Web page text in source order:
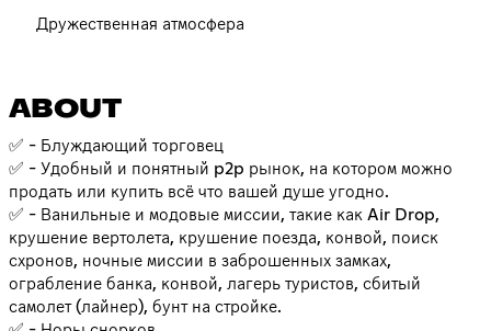
Дружественная атмосфера
ABOUT
✅ - Блуждающий торговец
✅ - Удобный и понятный p2p рынок, на котором можно
продать или купить всё что вашей душе угодно.
✅ - Ванильные и модовые миссии, такие как Air Drop,
крушение вертолета, крушение поезда, конвой, поиск
схронов, ночные миссии в заброшенных замках,
ограбление банка, конвой, лагерь туристов, сбитый
самолет (лайнер), бунт на стройке.